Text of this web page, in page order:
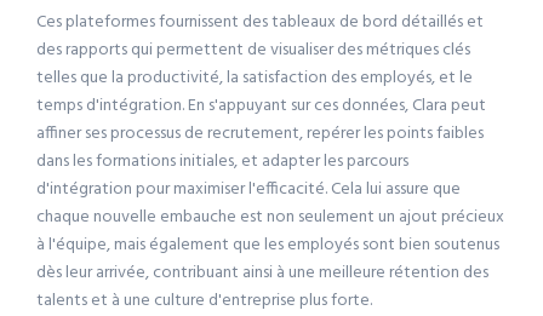
Ces plateformes fournissent des tableaux de bord détaillés et
des rapports qui permettent de visualiser des métriques clés
telles que la productivité, la satisfaction des employés, et le
temps d'intégration. En s'appuyant sur ces données, Clara peut
affiner ses processus de recrutement, repérer les points faibles
dans les formations initiales, et adapter les parcours
d'intégration pour maximiser l'efficacité. Cela lui assure que
chaque nouvelle embauche est non seulement un ajout précieux
à l'équipe, mais également que les employés sont bien soutenus
dès leur arrivée, contribuant ainsi à une meilleure rétention des
talents et à une culture d'entreprise plus forte.